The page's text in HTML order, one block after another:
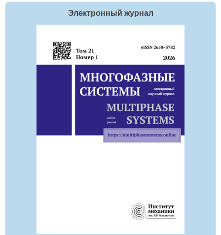
Электронный журнал